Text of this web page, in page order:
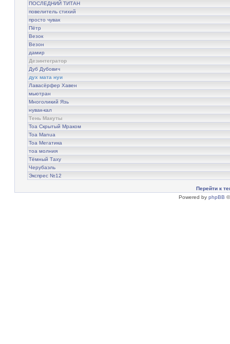
ПОСЛЕДНИЙ ТИТАН
повелитель стихий
просто чувак
Пётр
Везок
Везон
дамир
Дезинтегратор
Дуб Дубович
дух мата нуи
Лавасёрфер Хавен
мьютран
Многоликий Язь
нувак-кал
Тень Макуты
Тоа Скрытый Мраком
Тоа Мanua
Тоа Мегатика
тоа молния
Тёмный Таху
Черубаэль
Экспрес №12
Перейти к
Powered by phpBB